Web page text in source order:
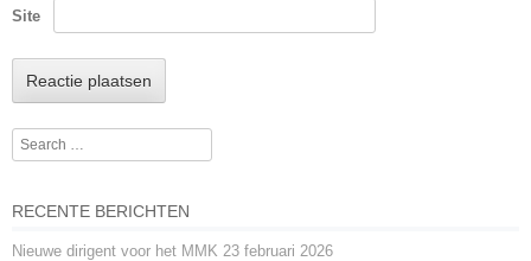
Site
Search
RECENTE BERICHTEN
Nieuwe dirigent voor het MMK 23 februari 2026